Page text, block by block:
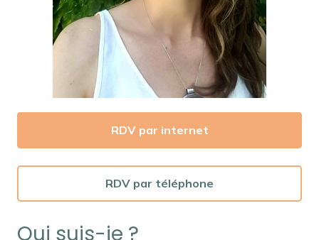
RDV par internet
RDV par téléphone
Qui suis-je ?